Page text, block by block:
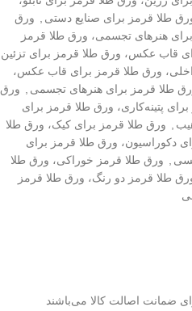
طلا قرمز برای صنایع دستی
ورق
هنرهای تجسمی، ورق طلا قرمز
قاب عکس، ورق طلا قرمز برای تزئین
ورق طلا قرمز برای قاب عکس،
طلا قرمز برای هنرهای تجسمی
ورق
پتینه‌کاری، ورق طلا قرمز برای
ورق طلا قرمز برای کیک، ورق طلا
دکوراسیون، ورق طلا قرمز برای
ورق طلا قرمز خوراکی، ورق طلا
طلا قرمز دو رنگ، ورق طلا قرمز
ضمانت اصالت کالا می‌باشند